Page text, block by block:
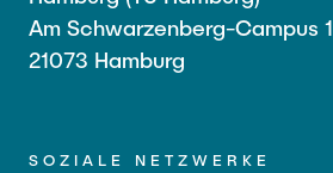
Am Schwarzenberg-Campus 1
21073 Hamburg
SOZIALE NETZWERKE